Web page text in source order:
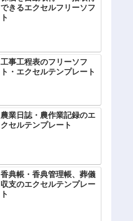
できるエクセルフリーソフ
ト
工事工程表のフリーソフ
ト・エクセルテンプレート
農業日誌・農作業記録のエ
クセルテンプレート
香典帳・香典管理帳、葬儀
収支のエクセルテンプレー
ト